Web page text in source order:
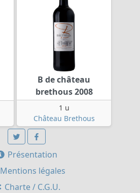
B de château
brethous 2008
1 u
Château Brethous
Présentation
Mentions légales
Charte / C.G.U.